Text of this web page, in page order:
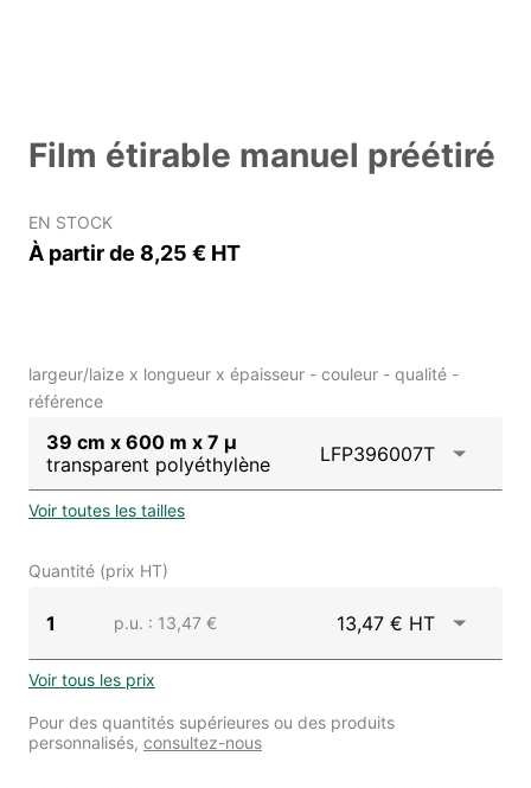
Film étirable manuel préétiré
EN STOCK
À partir de 8,25 € HT
largeur/laize x longueur x épaisseur - couleur - qualité -
référence
39 cm x 600 m x 7 µ
transparent polyéthylène
LFP396007T
Voir toutes les tailles
Quantité (prix HT)
1 p.u. : 13,47 € 13,47 € HT
Voir tous les prix
Pour des quantités supérieures ou des produits
personnalisés, consultez-nous